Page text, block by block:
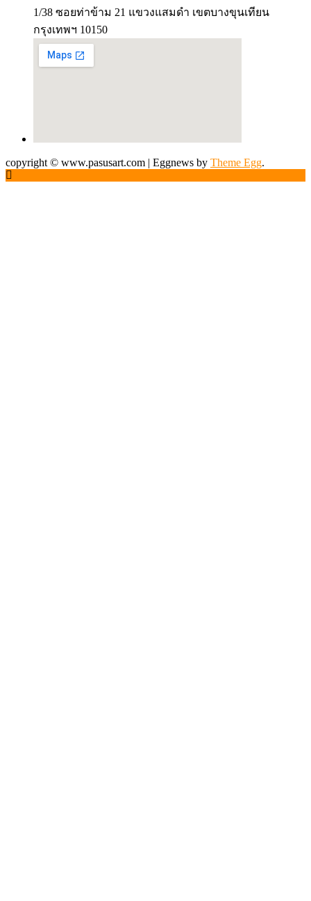
1/38 ซอยท่าข้าม 21 แขวงแสมดำ เขตบางขุนเทียน
กรุงเทพฯ 10150
copyright © www.pasusart.com | Eggnews by Theme Egg.